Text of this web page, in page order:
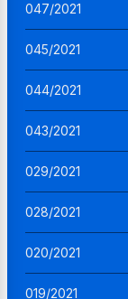
047/2021
045/2021
044/2021
043/2021
029/2021
028/2021
020/2021
019/2021